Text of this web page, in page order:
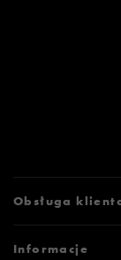
Obsługa
Informacje